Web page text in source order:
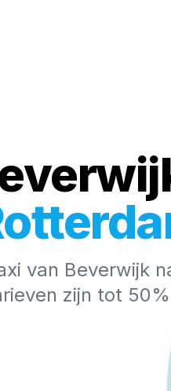
van Beverwijk
zijn tot